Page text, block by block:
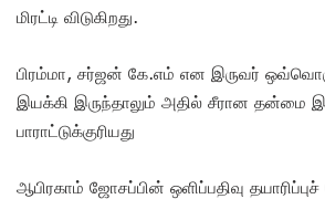
மிரட்டி விடுகிறது.
பிரம்மா, சர்ஜன் கே.எம் என இருவர்
இயக்கி இருந்தாலும் அதில் சீரான தன்மை
பாராட்டுக்குரியது
ஆபிரகாம் ஜோசப்பின் ஒளிப்பதிவு